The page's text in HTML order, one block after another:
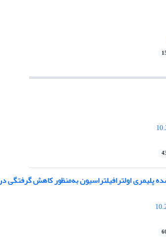
پلیمری اولترافیلتراسیون به‌منظور کاهش گرفتگی